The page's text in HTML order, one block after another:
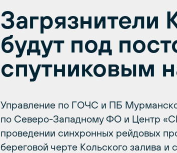
Загрязнители
будут под
спутниковым
Управление по ГОЧС и ПБ
по Северо-Западному ФО и Центр
проведении синхронных рейдовых
береговой черте Кольского залива и